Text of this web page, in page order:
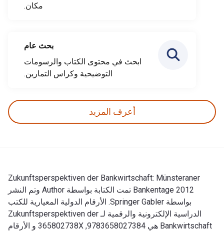
مكان.
بحث عام
ابحث في محتوى الكتاب والرسومات
التوضيحية وكراس التمارين.
أعرف المزيد
Zukunftsperspektiven der Bankwirtschaft: Münsteraner
Bankentage 2012 تمت الكتابة بواسطة Author وتم النشر
بواسطة Springer Gabler. الأرقام الدولية المعيارية للكتب
الدراسية الإلكترونية والرقمية لـ Zukunftsperspektiven der
Bankwirtschaft هي 9783658027384, 365802738X و الأرقام